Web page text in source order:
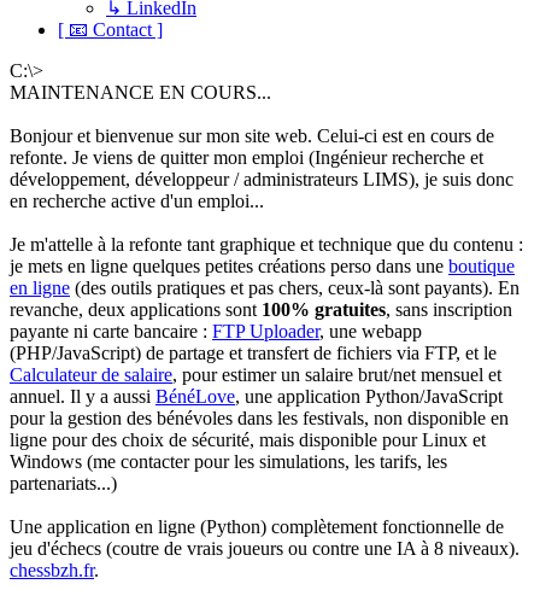
↳ LinkedIn
[ 📧 Contact ]
C:\>
MAINTENANCE EN COURS...
Bonjour et bienvenue sur mon site web. Celui-ci est en cours de
refonte. Je viens de quitter mon emploi (Ingénieur recherche et
développement, développeur / administrateurs LIMS), je suis donc
en recherche active d'un emploi...
Je m'attelle à la refonte tant graphique et technique que du contenu :
je mets en ligne quelques petites créations perso dans une boutique
en ligne (des outils pratiques et pas chers, ceux-là sont payants). En
revanche, deux applications sont 100% gratuites, sans inscription
payante ni carte bancaire : FTP Uploader, une webapp
(PHP/JavaScript) de partage et transfert de fichiers via FTP, et le
Calculateur de salaire, pour estimer un salaire brut/net mensuel et
annuel. Il y a aussi BénéLove, une application Python/JavaScript
pour la gestion des bénévoles dans les festivals, non disponible en
ligne pour des choix de sécurité, mais disponible pour Linux et
Windows (me contacter pour les simulations, les tarifs, les
partenariats...)
Une application en ligne (Python) complètement fonctionnelle de
jeu d'échecs (coutre de vrais joueurs ou contre une IA à 8 niveaux).
chessbzh.fr.